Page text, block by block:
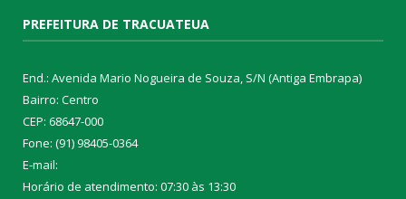
PREFEITURA DE TRACUATEUA
End.: Avenida Mario Nogueira de Souza, S/N (Antiga Embrapa)
Bairro: Centro
CEP: 68647-000
Fone: (91) 98405-0364
E-mail:
Horário de atendimento: 07:30 às 13:30